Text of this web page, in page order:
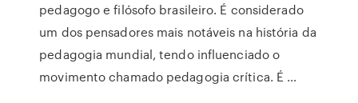
pedagogo e filósofo brasileiro. É considerado
um dos pensadores mais notáveis na história da
pedagogia mundial, tendo influenciado o
movimento chamado pedagogia crítica. É …